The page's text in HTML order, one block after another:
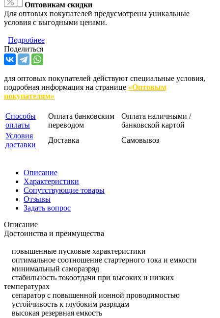
Оптовикам скидки
Для оптовых покупателей предусмотрены уникальные
условия с выгодными ценами.
Подробнее
Поделиться
для оптовых покупателей действуют специальные условия,
подробная информация на странице «Оптовым
покупателям»
Способы
оплаты
Оплата банковским
переводом
Оплата наличными /
банковской картой
Условия
доставки
Доставка Самовывоз
Описание
Характеристики
Сопутствующие товары
Отзывы
Задать вопрос
Описание
Достоинства и преимущества
повышенные пусковые характеристики
оптимальное соотношение стартерного тока и емкости
минимальный саморазряд
стабильность токоотдачи при высоких и низких
температурах
сепаратор с повышенной ионной проводимостью
устойчивость к глубоким разрядам
высокая резервная емкость